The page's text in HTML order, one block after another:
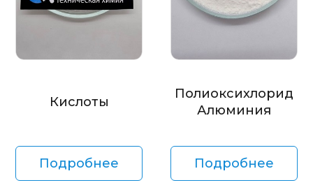
Кислоты
Подробнее
Полиоксихлорид
Алюминия
Подробнее